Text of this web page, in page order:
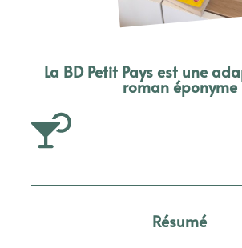
La BD Petit Pays est une
roman éponyme
Résumé